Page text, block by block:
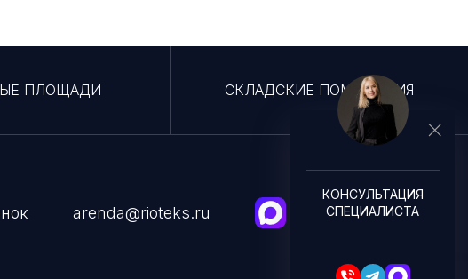
ПЛОЩАДИ СКЛАДСКИЕ ПОМЕЩЕНИЯ
arenda@rioteks.ru
КОНСУЛЬТАЦИЯ
СПЕЦИАЛИСТА